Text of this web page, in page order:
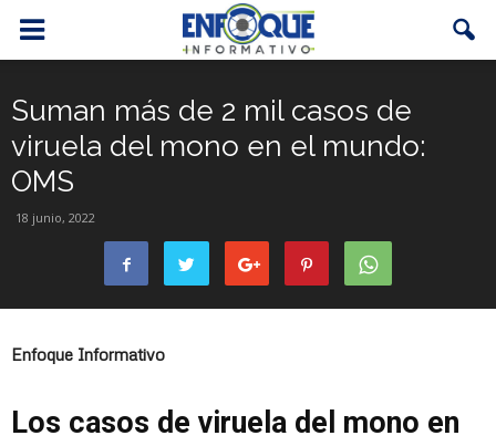
Suman más de 2 mil casos de
viruela del mono en el mundo:
OMS
18 junio, 2022
Enfoque Informativo
Los casos de viruela del mono en